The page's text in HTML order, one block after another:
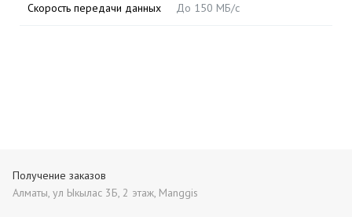
Скорость передачи данных До 150 МБ/с
Получение заказов
Алматы, ул Ыкылас 3Б, 2 этаж, Manggis